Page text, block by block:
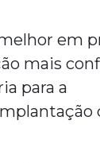
em
mais
para a